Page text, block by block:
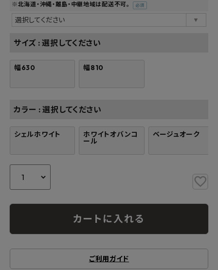
※北海道・沖縄・離島・中継地域は配送不可。
(必
サイズ 選択してください
幅630 幅810
カラー 選択してください
シェルホワイト ホワイトオバンコ
ール
ベージュオーク
カートに入れる
ご利用ガイド